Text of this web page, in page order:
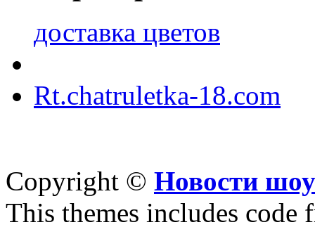
доставка цветов
Rt.chatruletka-18.com
Copyright © Новости
This themes includes code